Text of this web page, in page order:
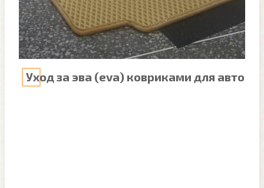
Уход за эва (eva) ковриками для авто